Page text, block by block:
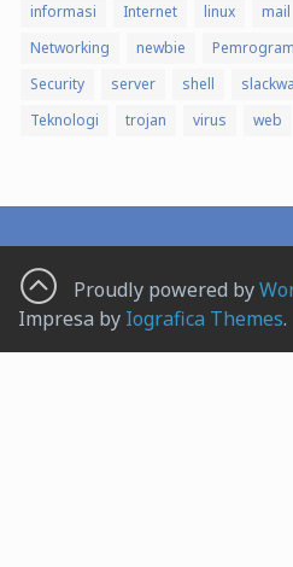
informasi
Internet linux mail
Networking
newbie
Security
server shell
Teknologi
trojan virus web
Proudly powered by
Impresa by Iografica Themes.